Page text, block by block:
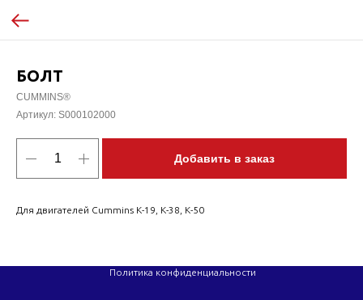
БОЛТ
CUMMINS®
Артикул: S000102000
Добавить в заказ
Для двигателей Cummins K-19, K-38, K-50
Политика конфиденциальности